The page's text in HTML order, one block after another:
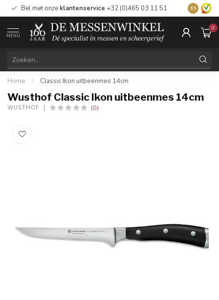
Bel met onze klantenservice +32 (0)465 03 11 51 Bezoek
9.5
MENU
0
Home / Classic Ikon uitbeenmes 14cm
Wusthof Classic Ikon uitbeenmes 14cm
WUSTHOF (0)